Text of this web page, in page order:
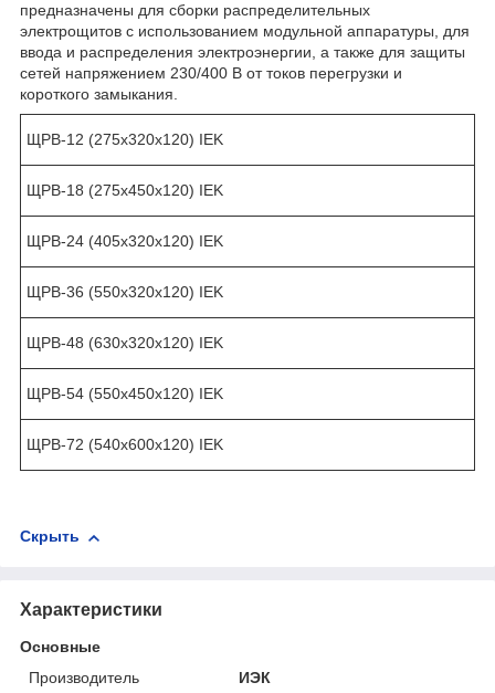
предназначены для сборки распределительных
электрощитов с использованием модульной аппаратуры, для
ввода и распределения электроэнергии, а также для защиты
сетей напряжением 230/400 В от токов перегрузки и
короткого замыкания.
ЩРВ-12 (275x320x120) IEK
ЩРВ-18 (275x450x120) IEK
ЩРВ-24 (405x320x120) IEK
ЩРВ-36 (550x320x120) IEK
ЩРВ-48 (630x320x120) IEK
ЩРВ-54 (550x450x120) IEK
ЩРВ-72 (540x600x120) IEK
Скрыть
Характеристики
Основные
Производитель
ИЭК